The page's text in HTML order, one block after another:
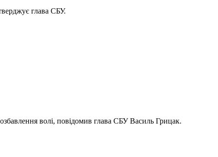
глава СБУ.
волі, повідомив глава СБУ Василь Грицак.